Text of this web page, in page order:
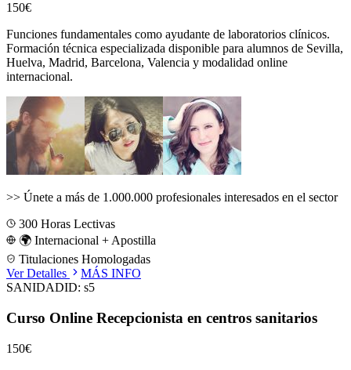
150€
Funciones fundamentales como ayudante de laboratorios clínicos.
Formación técnica especializada disponible para alumnos de Sevilla,
Huelva, Madrid, Barcelona, Valencia y modalidad online
internacional.
>> Únete a más de 1.000.000 profesionales interesados en el sector
300 Horas Lectivas
🌍 Internacional + Apostilla
Titulaciones Homologadas
Ver Detalles
MÁS INFO
SANIDADID: s5
Curso Online Recepcionista en centros sanitarios
150€